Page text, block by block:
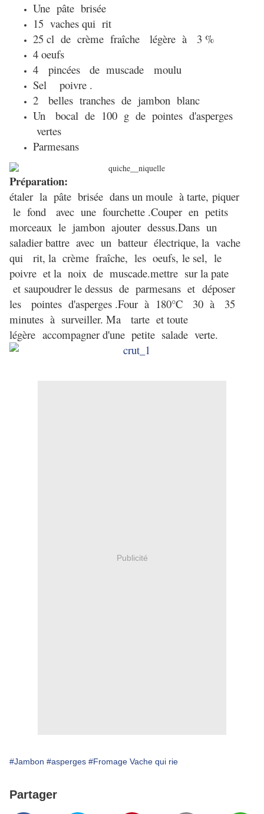
Une pâte brisée
15 vaches qui rit
25 cl de crème fraîche légère à 3 %
4 oeufs
4 pincées de muscade moulu
Sel poivre .
2 belles tranches de jambon blanc
Un bocal de 100 g de pointes d'asperges
vertes
Parmesans
Préparation:
étaler la pâte brisée dans un moule à tarte, piquer
le fond avec une fourchette .Couper en petits
morceaux le jambon ajouter dessus.Dans un
saladier battre avec un batteur électrique, la vache
qui rit, la crème fraîche, les oeufs, le sel, le
poivre et la noix de muscade.mettre sur la pate
et saupoudrer le dessus de parmesans et déposer
les pointes d'asperges .Four à 180°C 30 à 35
minutes à surveiller. Ma
tarte et toute
légère accompagner d'une petite salade verte.
Publicité
#Jambon #asperges #Fromage Vache qui rie
Partager